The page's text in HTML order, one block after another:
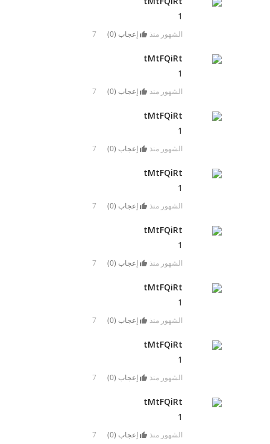
1
7 الشهور منذ إعجاب (0
)
tMtFQiRt
1
7 الشهور منذ إعجاب (0
)
tMtFQiRt
1
7 الشهور منذ إعجاب (0
)
tMtFQiRt
1
7 الشهور منذ إعجاب (0
)
tMtFQiRt
1
7 الشهور منذ إعجاب (0
)
tMtFQiRt
1
7 الشهور منذ إعجاب (0
)
tMtFQiRt
1
7 الشهور منذ إعجاب (0
)
tMtFQiRt
1
7 الشهور منذ إعجاب (0
)